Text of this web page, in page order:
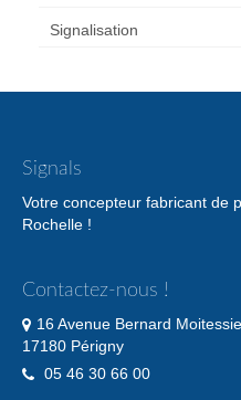
Signalisation
Signals
Votre concepteur fabricant de
Rochelle !
Contactez-nous !
16 Avenue Bernard
17180 Périgny
05 46 30 66 00